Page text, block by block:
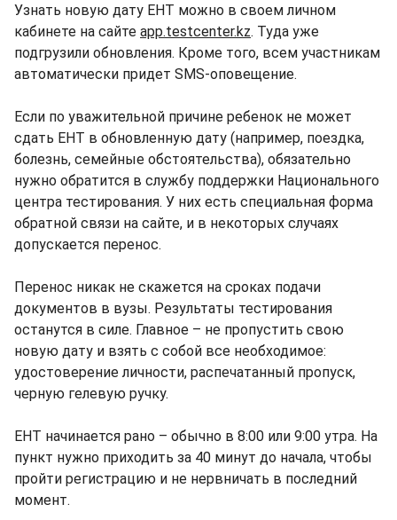
Узнать новую дату ЕНТ можно в своем личном
кабинете на сайте app.testcenter.kz. Туда уже
подгрузили обновления. Кроме того, всем участникам
автоматически придет SMS-оповещение.
Если по уважительной причине ребенок не может
сдать ЕНТ в обновленную дату (например, поездка,
болезнь, семейные обстоятельства), обязательно
нужно обратится в службу поддержки Национального
центра тестирования. У них есть специальная форма
обратной связи на сайте, и в некоторых случаях
допускается перенос.
Перенос никак не скажется на сроках подачи
документов в вузы. Результаты тестирования
останутся в силе. Главное – не пропустить свою
новую дату и взять с собой все необходимое:
удостоверение личности, распечатанный пропуск,
черную гелевую ручку.
ЕНТ начинается рано – обычно в 8:00 или 9:00 утра. На
пункт нужно приходить за 40 минут до начала, чтобы
пройти регистрацию и не нервничать в последний
момент.